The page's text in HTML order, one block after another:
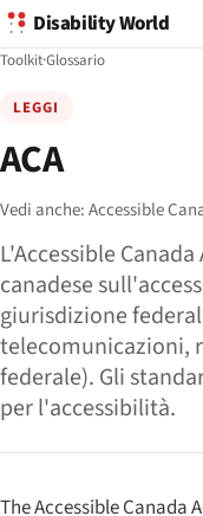
Disability World
Toolkit·Glossario
LEGGI
ACA
Vedi anche:Accessible
L'Accessible
canadese
giurisdizione
telecomunicazioni,
federale). Gli
per l'accessibilità.
The Accessible Canada